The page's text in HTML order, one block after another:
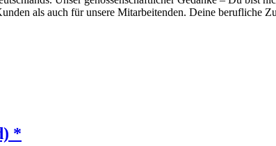
als auch für unsere Mitarbeitenden. Deine berufliche
*